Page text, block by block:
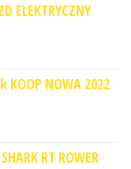
ELEKTRYCZNY
NOWA 2022
RT ROWER